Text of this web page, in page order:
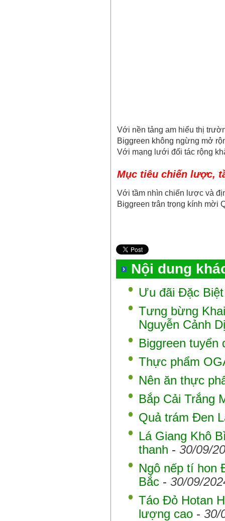
Với nền tảng am hiểu thị
Biggreen không ngừng mở
Với mạng lưới đối tác rộng
Mục tiêu chiến lược,
Với tầm nhìn chiến lược và
Biggreen trân trọng kính mời
Nội dung
Ưu đãi Đặc Biệt
Tưng bừng
Nguyễn Cảnh Dị
Biggreen tuyển
Thực phẩm
Nên ăn thực
Bắp Cải Trắng
Quả trám Đen
Lá Giang Khô
thanh - 30/09/
Ngô nếp tí hon
Bắc - 30/09/
Táo Đỏ Hotan
lượng cao - 30/